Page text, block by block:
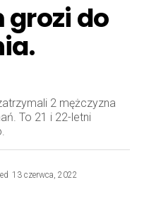
grozi do
2 mężczyzna
To 21 i 22-letni
13 czerwca, 2022